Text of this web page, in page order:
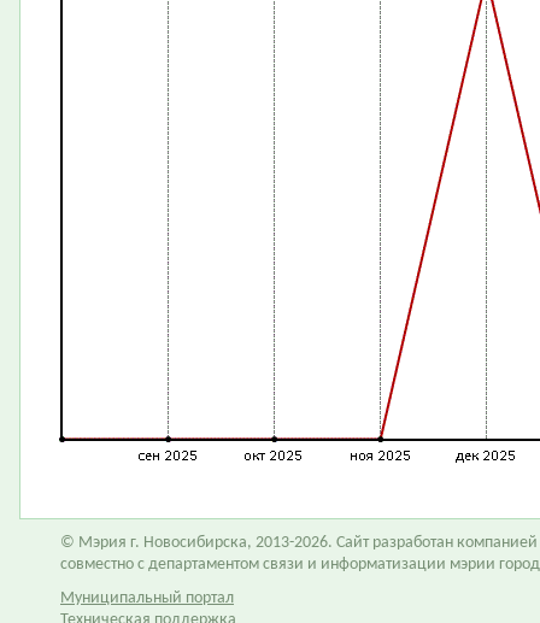
© Мэрия г. Новосибирска, 2013-2026. Сайт разработан компанией
совместно с департаментом связи и информатизации мэрии
Муниципальный портал